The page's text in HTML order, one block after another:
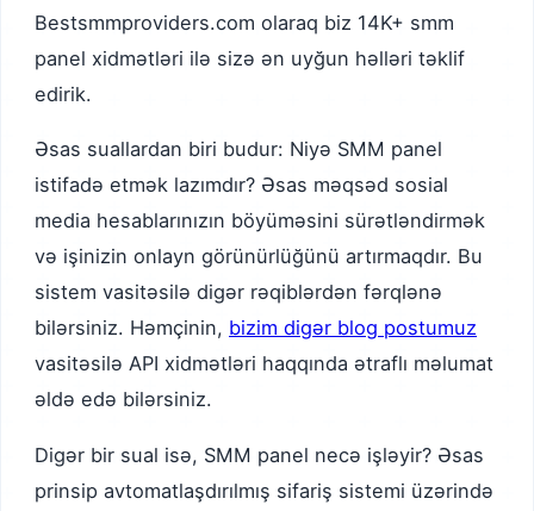
Bestsmmproviders.com olaraq biz 14K+ smm
panel xidmətləri ilə sizə ən uyğun həlləri təklif
edirik.
Əsas suallardan biri budur: Niyə SMM panel
istifadə etmək lazımdır? Əsas məqsəd sosial
media hesablarınızın böyüməsini sürətləndirmək
və işinizin onlayn görünürlüğünü artırmaqdır. Bu
sistem vasitəsilə digər rəqiblərdən fərqlənə
bilərsiniz. Həmçinin, bizim digər blog postumuz
vasitəsilə API xidmətləri haqqında ətraflı məlumat
əldə edə bilərsiniz.
Digər bir sual isə, SMM panel necə işləyir? Əsas
prinsip avtomatlaşdırılmış sifariş sistemi üzərində